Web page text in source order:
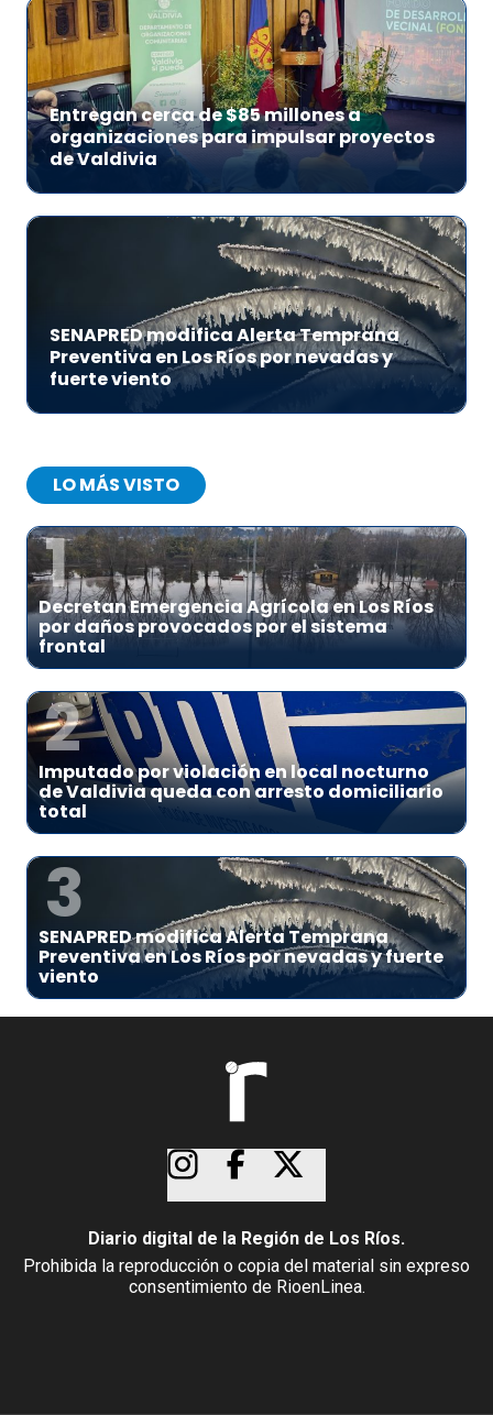
Entregan cerca de $85 millones a
organizaciones para impulsar proyectos
de Valdivia
SENAPRED modifica Alerta Temprana
Preventiva en Los Ríos por nevadas y
fuerte viento
LO MÁS VISTO
1
Decretan Emergencia Agrícola en Los Ríos
por daños provocados por el sistema
frontal
2
Imputado por violación en local nocturno
de Valdivia queda con arresto domiciliario
total
3
SENAPRED modifica Alerta Temprana
Preventiva en Los Ríos por nevadas y fuerte
viento
Diario digital de la Región de Los Ríos.
Prohibida la reproducción o copia del material sin expreso
consentimiento de RioenLinea.